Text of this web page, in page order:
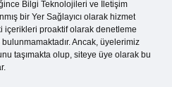
Bilgi Teknolojileri ve İletişim
bir Yer Sağlayıcı olarak hizmet
içerikleri proaktif olarak denetleme
Ancak, üyelerimiz
taşımakta olup, siteye üye olarak bu